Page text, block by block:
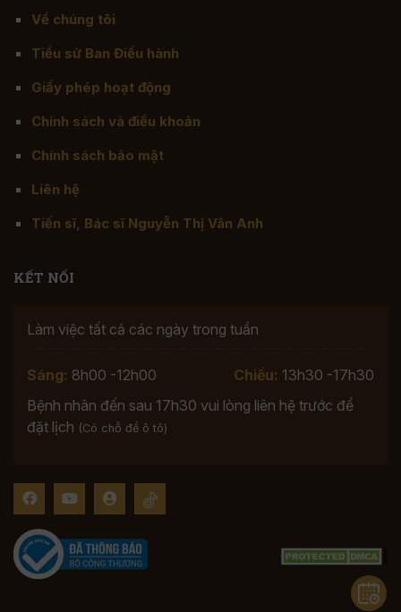
Về chúng tôi
Tiểu sử Ban Điều hành
Giấy phép hoạt động
Chính sách và điều khoản
Chính sách bảo mật
Liên hệ
Tiến sĩ, Bác sĩ Nguyễn Thị Vân Anh
KẾT NỐI
Làm việc tất cả các ngày trong tuần
Sáng: 8h00 -12h00 Chiều: 13h30 -17h30
Bệnh nhân đến sau 17h30 vui lòng liên hệ trước để
đặt lịch (Có chỗ để ô tô)